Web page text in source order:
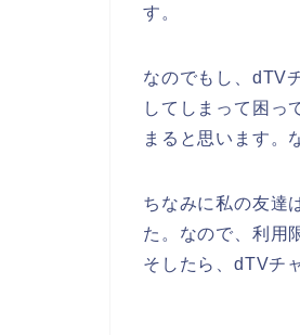
す。
なのでもし、dTV
してしまって困っ
まると思います。
ちなみに私の友達
た。なので、利用
そしたら、dTVチ